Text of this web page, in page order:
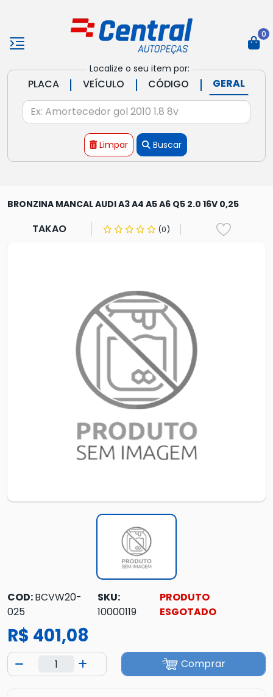
Localize o seu item por:
PLACA | VEÍCULO | CÓDIGO | GERAL
Limpar Buscar
0
BRONZINA MANCAL AUDI A3 A4 A5 A6 Q5 2.0 16V 0,25
TAKAO (0)
COD:BCVW20-
025
SKU:
10000119
PRODUTO
ESGOTADO
R$ 401,08
Comprar